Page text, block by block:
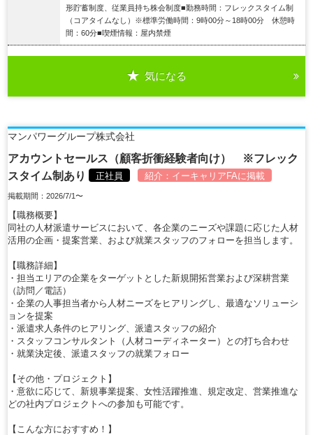
形貯蓄制度、従業員持ち株会制度■勤務時間：フレックスタイム制
（コアタイムなし）※標準労働時間：9時00分～18時00分 休憩時
間：60分■喫煙情報：屋内禁煙
気になる
マンパワーグループ株式会社
アカウントセールス（顧客折衝経験者向け） ※フレック
スタイム制あり
正社員 紹介： イーキャリアFAに掲載
掲載期間：2026/7/1〜
【職務概要】
同社の人材派遣サービスにおいて、各企業のニーズや課題に応じた人材
活用の企画・提案営業、および就業スタッフのフォローを担当します。
【職務詳細】
・担当エリアの企業をターゲットとした新規開拓営業および深耕営業
（訪問／電話）
・企業の人事担当者から人材ニーズをヒアリングし、最適なソリューシ
ョンを提案
・派遣求人条件のヒアリング、派遣スタッフの紹介
・スタッフコンサルタント（人材コーディネーター）との打ち合わせ
・就業決定後、派遣スタッフの就業フォロー
【その他・プロジェクト】
・意欲に応じて、新規事業提案、女性活躍推進、規定改定、営業推進な
どの社内プロジェクトへの参加も可能です。
【こんな方におすすめ！】